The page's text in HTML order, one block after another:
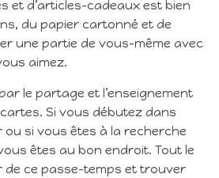
et d’articles-cadeaux est bien
du papier cartonné et de
une partie de vous-même avec
aimez.
le partage et l’enseignement
Si vous débutez dans
ou si vous êtes à la recherche
êtes au bon endroit. Tout le
de ce passe-temps et trouver